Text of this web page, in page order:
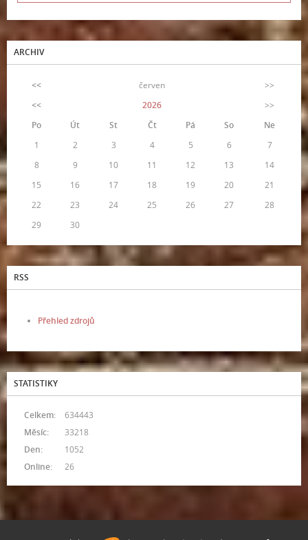
ARCHIV
<< červen
>>
<<
2026
>>
Po
Út St Čt Pá So
Ne
1
2 3 4 5 6
7
8
9 10 11 12 13
14
15
16 17 18 19 20
21
22
23 24 25 26 27
28
29
30
RSS
Přehled zdrojů
STATISTIKY
Online: 26
Celkem:
634443
Měsíc:
33218
Den:
1052